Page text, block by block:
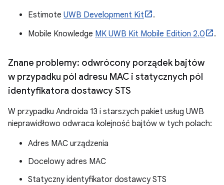
Estimote UWB Development Kit
.
Mobile Knowledge MK UWB Kit Mobile Edition 2.0 .
Znane problemy: odwrócony porządek bajtów
w przypadku pól adresu MAC i statycznych pól
identyfikatora dostawcy STS
W przypadku Androida 13 i starszych pakiet usług UWB
nieprawidłowo odwraca kolejność bajtów w tych polach:
Adres MAC urządzenia
Docelowy adres MAC
Statyczny identyfikator dostawcy STS